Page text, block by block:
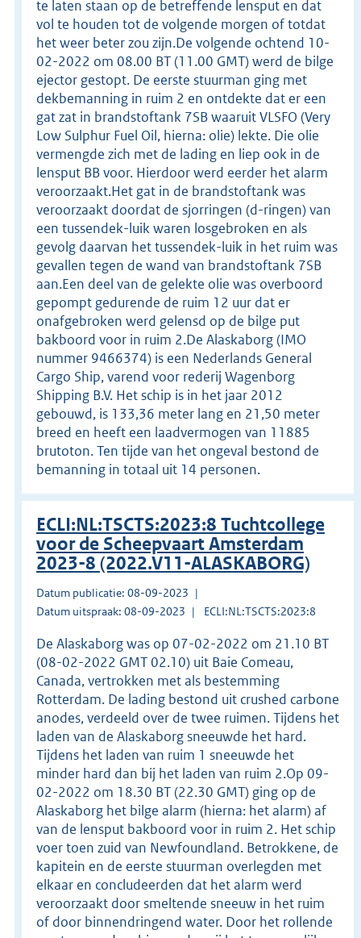
te laten staan op de betreffende lensput en dat
vol te houden tot de volgende morgen of totdat
het weer beter zou zijn.De volgende ochtend 10-
02-2022 om 08.00 BT (11.00 GMT) werd de bilge
ejector gestopt. De eerste stuurman ging met
dekbemanning in ruim 2 en ontdekte dat er een
gat zat in brandstoftank 7SB waaruit VLSFO (Very
Low Sulphur Fuel Oil, hierna: olie) lekte. Die olie
vermengde zich met de lading en liep ook in de
lensput BB voor. Hierdoor werd eerder het alarm
veroorzaakt.Het gat in de brandstoftank was
veroorzaakt doordat de sjorringen (d-ringen) van
een tussendek-luik waren losgebroken en als
gevolg daarvan het tussendek-luik in het ruim was
gevallen tegen de wand van brandstoftank 7SB
aan.Een deel van de gelekte olie was overboord
gepompt gedurende de ruim 12 uur dat er
onafgebroken werd gelensd op de bilge put
bakboord voor in ruim 2.De Alaskaborg (IMO
nummer 9466374) is een Nederlands General
Cargo Ship, varend voor rederij Wagenborg
Shipping B.V. Het schip is in het jaar 2012
gebouwd, is 133,36 meter lang en 21,50 meter
breed en heeft een laadvermogen van 11885
brutoton. Ten tijde van het ongeval bestond de
bemanning in totaal uit 14 personen.
ECLI:NL:TSCTS:2023:8 Tuchtcollege
voor de Scheepvaart Amsterdam
2023-8 (2022.V11-ALASKABORG)
Datum publicatie: 08-09-2023
Datum uitspraak: 08-09-2023
ECLI:NL:TSCTS:2023:8
De Alaskaborg was op 07-02-2022 om 21.10 BT
(08-02-2022 GMT 02.10) uit Baie Comeau,
Canada, vertrokken met als bestemming
Rotterdam. De lading bestond uit crushed carbone
anodes, verdeeld over de twee ruimen. Tijdens het
laden van de Alaskaborg sneeuwde het hard.
Tijdens het laden van ruim 1 sneeuwde het
minder hard dan bij het laden van ruim 2.Op 09-
02-2022 om 18.30 BT (22.30 GMT) ging op de
Alaskaborg het bilge alarm (hierna: het alarm) af
van de lensput bakboord voor in ruim 2. Het schip
voer toen zuid van Newfoundland. Betrokkene, de
kapitein en de eerste stuurman overlegden met
elkaar en concludeerden dat het alarm werd
veroorzaakt door smeltende sneeuw in het ruim
of door binnendringend water. Door het rollende